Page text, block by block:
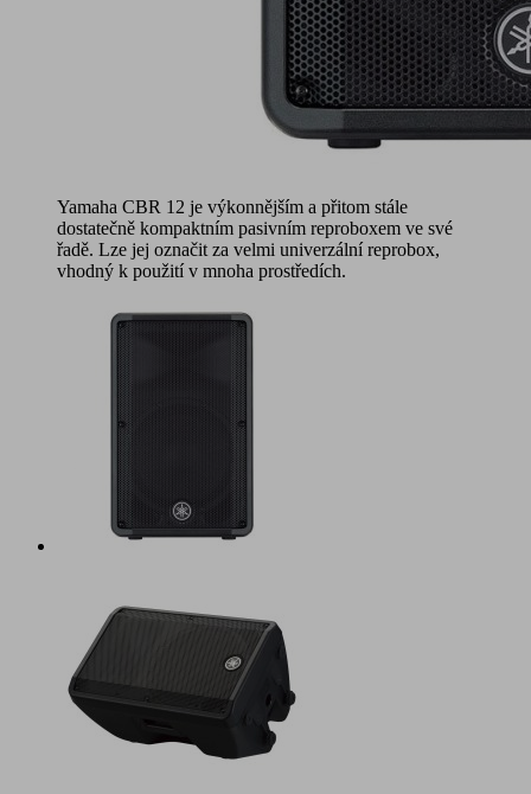
Yamaha CBR 12 je výkonnějším a přitom stále
dostatečně kompaktním pasivním reproboxem ve své
řadě. Lze jej označit za velmi univerzální reprobox,
vhodný k použití v mnoha prostředích.